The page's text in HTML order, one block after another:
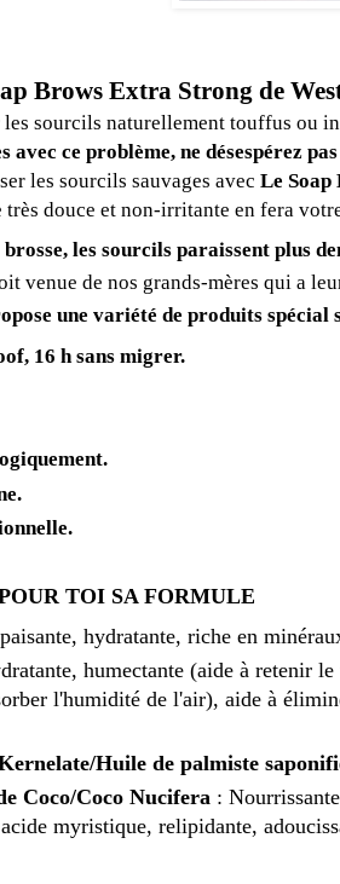
Brows Extra Strong de
sourcils naturellement touffus ou
avec ce problème, ne désespérez
les sourcils sauvages avec Le Soap
très douce et non-irritante en fera
brosse, les sourcils paraissent plus
venue de nos grands-mères qui a
une variété de produits
16 h sans migrer.
.
.
TOI SA FORMULE
hydratante, riche en
humectante (aide à retenir
l'humidité de l'air), aide à
Huile de palmiste
Coco/Coco Nucifera :
myristique, relipidante,